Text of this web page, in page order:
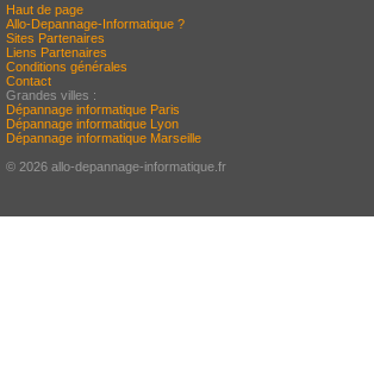
Haut de page
Allo-Depannage-Informatique ?
Sites Partenaires
Liens Partenaires
Conditions générales
Contact
Grandes villes :
Dépannage informatique Paris
Dépannage informatique Lyon
Dépannage informatique Marseille
© 2026 allo-depannage-informatique.fr